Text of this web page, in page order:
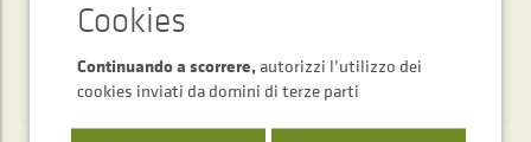
Continuando a scorrere, autorizzi l’utilizzo dei
cookies inviati da domini di terze parti